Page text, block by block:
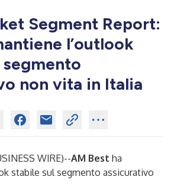
Segment Report:
l’outlook
non vita in Italia
WIRE)--AM Best ha
stabile sul segmento assicurativo